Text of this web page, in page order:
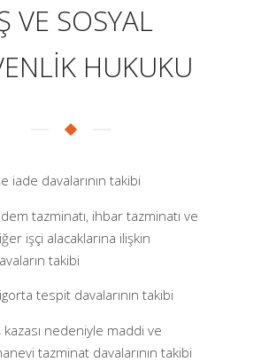
VE SOSYAL
HUKUKU
iade davalarının takibi
tazminatı, ihbar tazminatı ve
işçi alacaklarına ilişkin
takibi
tespit davalarının takibi
kazası nedeniyle maddi ve
tazminat davalarının takibi